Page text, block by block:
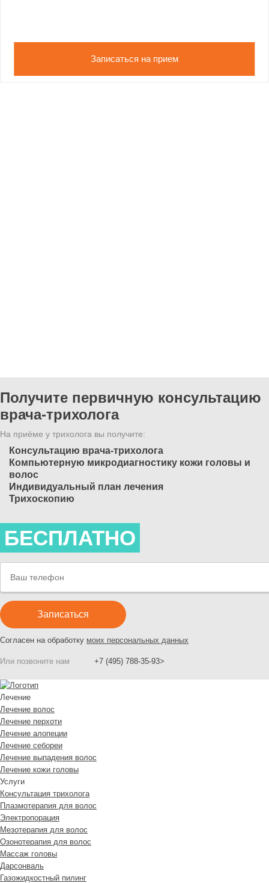
Записаться на прием
Получите первичную консультацию
врача-трихолога
На приёме у трихолога вы получите:
Консультацию врача-трихолога
Компьютерную микродиагностику кожи головы и
волос
Индивидуальный план лечения
Трихоскопию
БЕСПЛАТНО
Согласен на обработку моих персональных данных
Или позвоните нам +7 (495) 788-35-93>
Лечение
Лечение волос
Лечение перхоти
Лечение алопеции
Лечение себореи
Лечение выпадения волос
Лечение кожи головы
Услуги
Консультация трихолога
Плазмотерапия для волос
Электропорация
Мезотерапия для волос
Озонотерапия для волос
Массаж головы
Дарсонваль
Газожидкостный пилинг